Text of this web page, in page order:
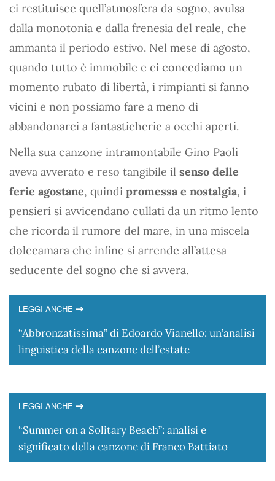
ci restituisce quell’atmosfera da sogno, avulsa
dalla monotonia e dalla frenesia del reale, che
ammanta il periodo estivo. Nel mese di agosto,
quando tutto è immobile e ci concediamo un
momento rubato di libertà, i rimpianti si fanno
vicini e non possiamo fare a meno di
abbandonarci a fantasticherie a occhi aperti.
Nella sua canzone intramontabile Gino Paoli
aveva avverato e reso tangibile il senso delle
ferie agostane, quindi promessa e nostalgia, i
pensieri si avvicendano cullati da un ritmo lento
che ricorda il rumore del mare, in una miscela
dolceamara che infine si arrende all’attesa
seducente del sogno che si avvera.
LEGGI ANCHE
“Abbronzatissima” di Edoardo Vianello: un’analisi
linguistica della canzone dell’estate
LEGGI ANCHE
“Summer on a Solitary Beach”: analisi e
significato della canzone di Franco Battiato